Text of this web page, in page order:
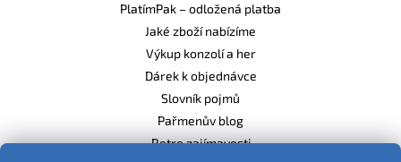
PlatímPak – odložená platba
Jaké zboží nabízíme
Výkup konzolí a her
Dárek k objednávce
Slovník pojmů
Pařmenův blog
Retro zajímavosti